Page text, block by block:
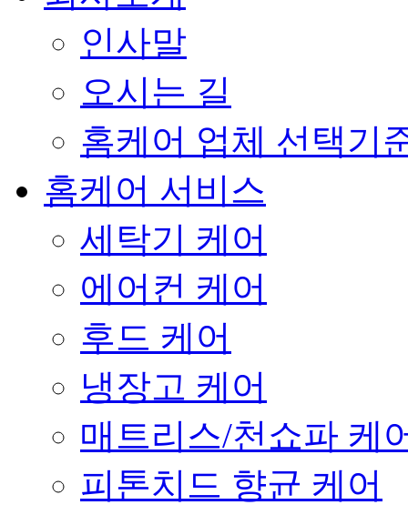
인사말
오시는 길
홈케어 업체 선택기
홈케어 서비스
세탁기 케어
에어컨 케어
후드 케어
냉장고 케어
매트리스/천쇼파 케
피톤치드 향균 케어